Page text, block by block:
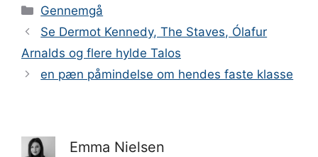
Kategorier
Gennemgå
Se Dermot Kennedy, The Staves, Ólafur
Arnalds og flere hylde Talos
en pæn påmindelse om hendes faste klasse
Emma Nielsen